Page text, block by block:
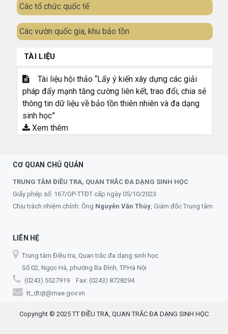
Các tổ chức quốc tế
Các vườn quốc gia, khu bảo tồn
TÀI LIỆU
Tài liệu hội thảo “Lấy ý kiến xây dựng các giải
pháp đẩy mạnh tăng cường liên kết, trao đổi, chia sẻ
thông tin dữ liệu về bảo tồn thiên nhiên và đa dạng
sinh học”
Xem thêm
CƠ QUAN CHỦ QUẢN
TRUNG TÂM ĐIỀU TRA, QUAN TRẮC ĐA DẠNG SINH HỌC
Giấy phép số: 167/GP-TTĐT cấp ngày 05/10/2023
Chịu trách nhiệm chính: Ông Nguyễn Văn Thùy, Giám đốc Trung tâm
LIÊN HỆ
Trung tâm Điều tra, Quan trắc đa dạng sinh học
Số 02, Ngọc Hà, phường Ba Đình, TP.Hà Nội
(0243) 5527919 Fax: (0243) 8728294
tt_dtqt@mae.gov.vn
Copyright © 2025 TT ĐIỀU TRA, QUAN TRẮC ĐA DẠNG SINH HỌC